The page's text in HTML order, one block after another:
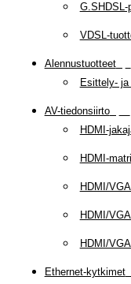
G.SHDSL-
VDSL-
Alennustuotteet(
Esittely-
AV-tiedonsiirto(
HDMI-
HDMI-
HDMI/
HDMI/
HDMI/
Ethernet-kytkimet(